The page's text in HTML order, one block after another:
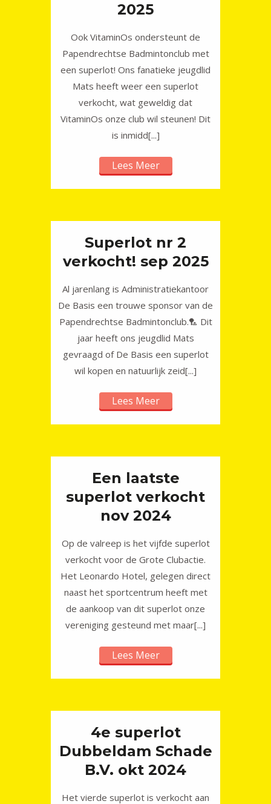
2025
Ook VitaminOs ondersteunt de
Papendrechtse Badmintonclub met
een superlot! Ons fanatieke jeugdlid
Mats heeft weer een superlot
verkocht, wat geweldig dat
VitaminOs onze club wil steunen! Dit
is inmidd[...]
Lees Meer
Superlot nr 2
verkocht! sep 2025
Al jarenlang is Administratiekantoor
De Basis een trouwe sponsor van de
Papendrechtse Badmintonclub.🏸 Dit
jaar heeft ons jeugdlid Mats
gevraagd of De Basis een superlot
wil kopen en natuurlijk zeid[...]
Lees Meer
Een laatste
superlot verkocht
nov 2024
Op de valreep is het vijfde superlot
verkocht voor de Grote Clubactie.
Het Leonardo Hotel, gelegen direct
naast het sportcentrum heeft met
de aankoop van dit superlot onze
vereniging gesteund met maar[...]
Lees Meer
4e superlot
Dubbeldam Schade
B.V. okt 2024
Het vierde superlot is verkocht aan